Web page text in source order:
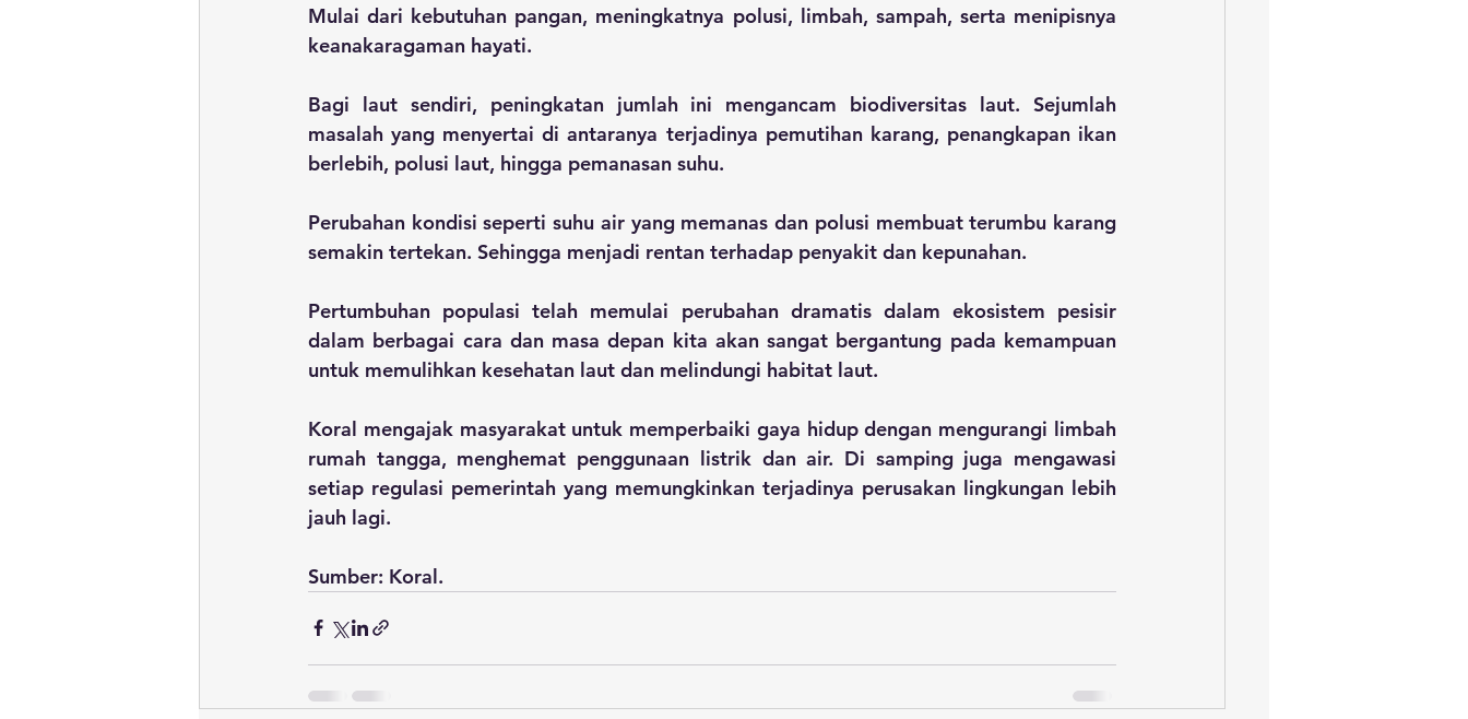
Mulai dari kebutuhan pangan, meningkatnya polusi, limbah, sampah, serta menipisnya
keanakaragaman hayati.
Bagi laut sendiri, peningkatan jumlah ini mengancam biodiversitas laut. Sejumlah
masalah yang menyertai di antaranya terjadinya pemutihan karang, penangkapan ikan
berlebih, polusi laut, hingga pemanasan suhu.
Perubahan kondisi seperti suhu air yang memanas dan polusi membuat terumbu karang
semakin tertekan. Sehingga menjadi rentan terhadap penyakit dan kepunahan.
Pertumbuhan populasi telah memulai perubahan dramatis dalam ekosistem pesisir
dalam berbagai cara dan masa depan kita akan sangat bergantung pada kemampuan
untuk memulihkan kesehatan laut dan melindungi habitat laut.
Koral mengajak masyarakat untuk memperbaiki gaya hidup dengan mengurangi limbah
rumah tangga, menghemat penggunaan listrik dan air. Di samping juga mengawasi
setiap regulasi pemerintah yang memungkinkan terjadinya perusakan lingkungan lebih
jauh lagi.
Sumber: Koral.